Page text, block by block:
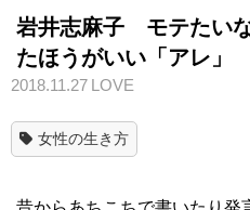
岩井志麻子 モテたい
たほうがいい「アレ」
2018.11.27 LOVE
女性の生き方